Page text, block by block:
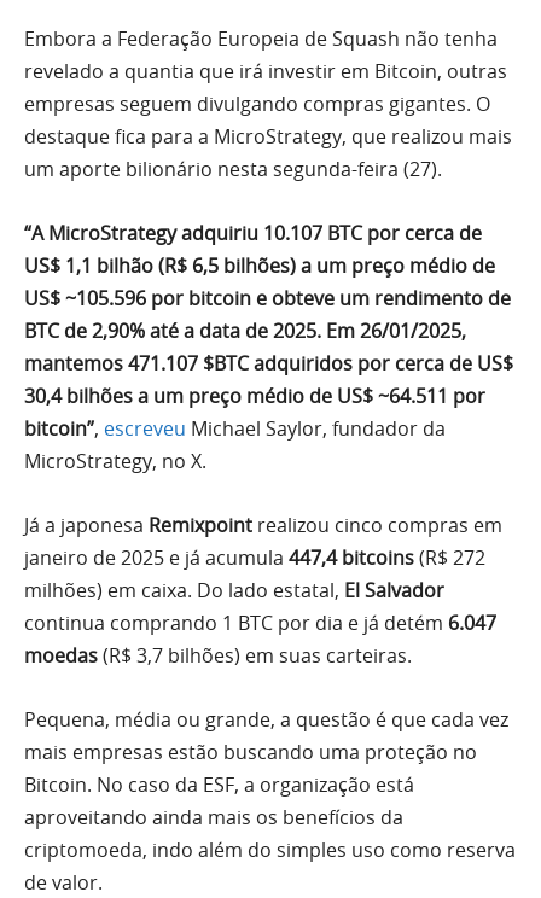
Embora a Federação Europeia de Squash não tenha
revelado a quantia que irá investir em Bitcoin, outras
empresas seguem divulgando compras gigantes. O
destaque fica para a MicroStrategy, que realizou mais
um aporte bilionário nesta segunda-feira (27).
“A MicroStrategy adquiriu 10.107 BTC por cerca de
US$ 1,1 bilhão (R$ 6,5 bilhões) a um preço médio de
US$ ~105.596 por bitcoin e obteve um rendimento de
BTC de 2,90% até a data de 2025. Em 26/01/2025,
mantemos 471.107 $BTC adquiridos por cerca de US$
30,4 bilhões a um preço médio de US$ ~64.511 por
bitcoin”, escreveu Michael Saylor, fundador da
MicroStrategy, no X.
Já a japonesa Remixpoint realizou cinco compras em
janeiro de 2025 e já acumula 447,4 bitcoins(R$ 272
milhões) em caixa. Do lado estatal, El Salvador
continua comprando 1 BTC por dia e já detém 6.047
moedas(R$ 3,7 bilhões) em suas carteiras.
Pequena, média ou grande, a questão é que cada vez
mais empresas estão buscando uma proteção no
Bitcoin. No caso da ESF, a organização está
aproveitando ainda mais os benefícios da
criptomoeda, indo além do simples uso como reserva
de valor.